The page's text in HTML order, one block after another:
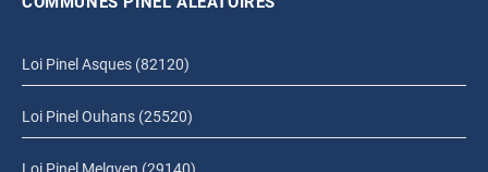
Loi Pinel Asques (82120)
Loi Pinel Ouhans (25520)
Loi Pinel Melgven (29140)